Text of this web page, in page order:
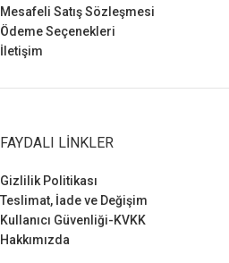
Mesafeli Satış Sözleşmesi
Ödeme Seçenekleri
İletişim
FAYDALI LINKLER
Gizlilik Politikası
Teslimat, İade ve Değişim
Kullanıcı Güvenliği-KVKK
Hakkımızda